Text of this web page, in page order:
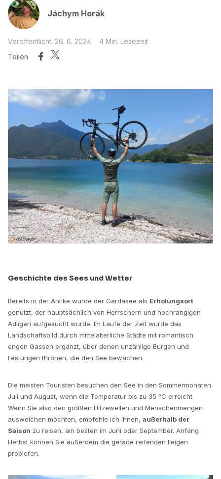
Jáchym Horák
Veröffentlicht: 26. 6. 2024
4 Min. Lesezeit
Teilen
Geschichte des Sees und Wetter
Bereits in der Antike wurde der Gardasee als Erholungsort
genutzt, der hauptsächlich von Herrschern und hochrangigen
Adligen aufgesucht wurde. Im Laufe der Zeit wurde das
Landschaftsbild durch mittelalterliche Städte mit romantisch
engen Gassen ergänzt, über denen unzählige Burgen und
Festungen thronen, die den See bewachen.
Die meisten Touristen besuchen den See in den Sommermonaten
Juli und August, wenn die Temperatur bis zu 35 °C erreicht.
Wenn Sie also den größten Hitzewellen und Menschenmengen
ausweichen möchten, empfehle ich Ihnen, außerhalb der
Saison zu reisen, am besten im Juni oder September. Anfang
Herbst können Sie außerdem die gerade reifenden Feigen
probieren.